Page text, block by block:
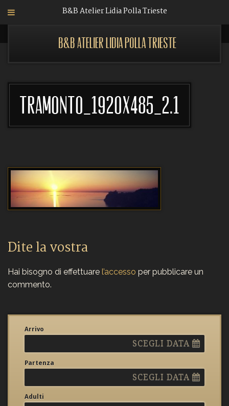
B&B Atelier Lidia Polla Trieste
B&B Atelier Lidia Polla Trieste
Tramonto_1920x485_2.1
Dite la vostra
Hai bisogno di effettuare l’accesso per pubblicare un
commento.
Arrivo
SCEGLI DATA
Partenza
SCEGLI DATA
Adulti